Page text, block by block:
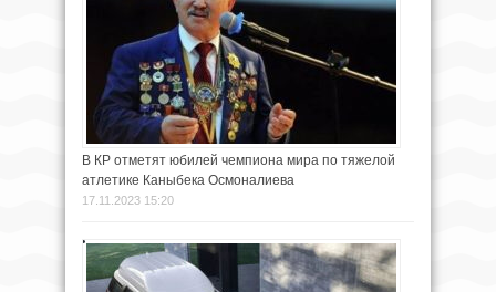
В КР отметят юбилей чемпиона мира по тяжелой
атлетике Каныбека Осмоналиева
17.11.2023 15:20